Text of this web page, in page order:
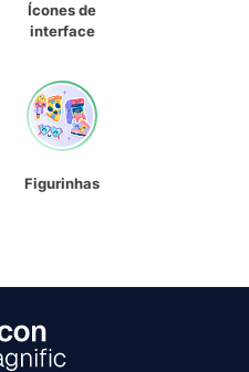
Ícones de
interface
Figurinhas